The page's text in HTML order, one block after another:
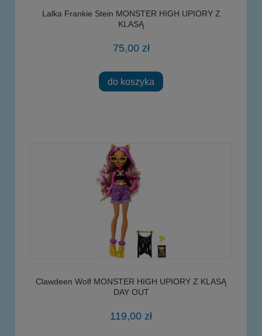
Lalka Frankie Stein MONSTER HIGH UPIORY Z
KLASĄ
75,00 zł
do koszyka
Clawdeen Wolf MONSTER HIGH UPIORY Z KLASĄ
DAY OUT
119,00 zł